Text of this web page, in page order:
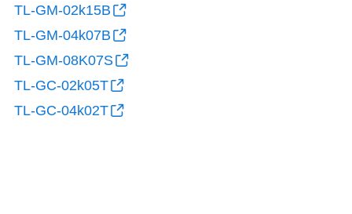
TL-GM-02k15B
TL-GM-04k07B
TL-GM-08K07S
TL-GC-02k05T
TL-GC-04k02T